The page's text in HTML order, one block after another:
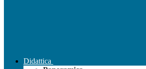
Didattica